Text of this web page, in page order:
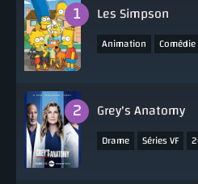
Les Simpson
Animation Comédie
Grey's Anatomy
Drame Séries VF